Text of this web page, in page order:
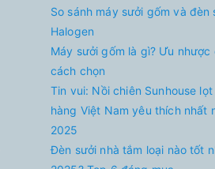
So sánh máy sưởi gốm và đèn
Halogen
Máy sưởi gốm là gì? Ưu nhược
cách chọn
Tin vui: Nồi chiên Sunhouse
hàng Việt Nam yêu thích nhất
2025
Đèn sưởi nhà tắm loại nào tốt